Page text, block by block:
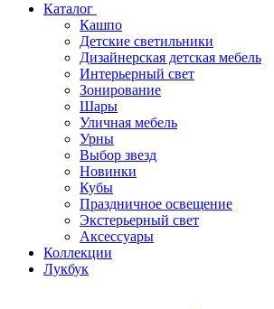
Каталог
Кашпо
Детские светильники
Дизайнерская детская мебель
Интерьерный свет
Зонирование
Шары
Уличная мебель
Урны
Выбор звезд
Новинки
Кубы
Праздничное освещение
Экстерьерный свет
Аксессуары
Коллекции
Лукбук